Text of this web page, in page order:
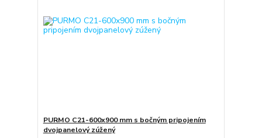
PURMO C21-600x900 mm s bočným pripojením
dvojpanelový zúžený